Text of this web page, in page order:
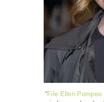
“File:Ellen Pompeo